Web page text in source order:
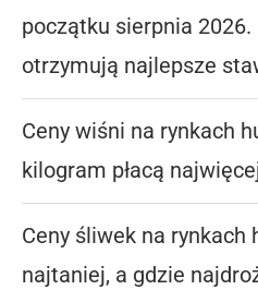
początku sierpnia
otrzymują najlepsze
Ceny wiśni na rynkach
kilogram płacą
Ceny śliwek na rynkach
najtaniej, a gdzie